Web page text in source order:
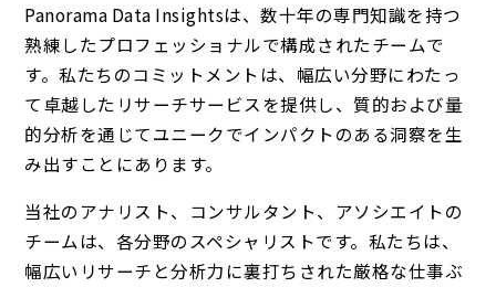
Panorama Data Insightsは、数十年の専門知識を持つ
熟練したプロフェッショナルで構成されたチームで
す。私たちのコミットメントは、幅広い分野にわたっ
て卓越したリサーチサービスを提供し、質的および量
的分析を通じてユニークでインパクトのある洞察を生
み出すことにあります。
当社のアナリスト、コンサルタント、アソシエイトの
チームは、各分野のスペシャリストです。私たちは、
幅広いリサーチと分析力に裏打ちされた厳格な仕事ぶ